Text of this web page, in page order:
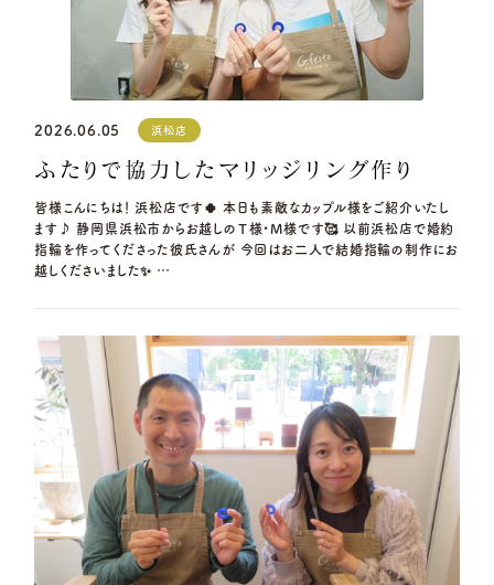
2026.06.05 浜松店
ふたりで協力したマリッジリング作り
皆様こんにちは！ 浜松店です🍀 本日も素敵なカップル様をご紹介いたし
ます♪ 静岡県浜松市からお越しのＴ様・M様です🥰 以前浜松店で婚約
指輪を作ってくださった彼氏さんが 今回はお二人で結婚指輪の制作にお
越しくださいました✨ …